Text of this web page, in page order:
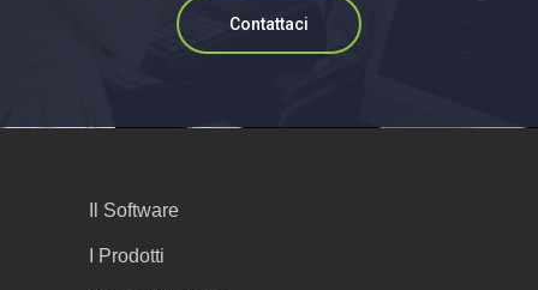
Contattaci
Il Software
I Prodotti